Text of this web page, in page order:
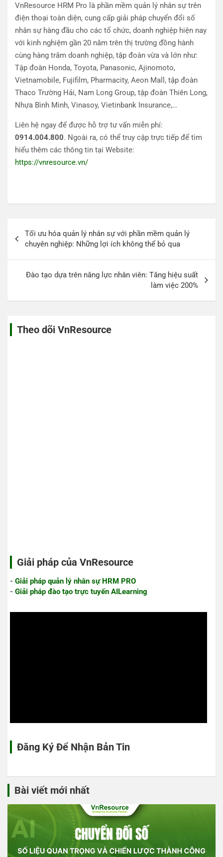
VnResource HRM Pro là phần mềm quản lý nhân sự trên
điện thoại toàn diện, cung cấp giải pháp chuyển đổi số
nhân sự hàng đầu cho các tổ chức, doanh nghiệp hiện nay
với kinh nghiệm gần 20 năm trên thị trường đồng hành
cùng hàng trăm doanh nghiệp, tập đoàn vừa và lớn như:
Tập đoàn Honda, Toyota, Panasonic, Ajinomoto,
Vietnamobile, Fujifilm, Pharmacity, Aeon Mall, tập đoàn
Thaco Trường Hải, Nam Long Group, tập đoàn Thiên Long,
Nhựa Bình Minh, Vinasoy, Vietinbank Insurance,…
Liên hệ ngay để được hỗ trợ tư vấn miễn phí:
0914.004.800. Ngoài ra, có thể truy cập trực tiếp để tìm
hiểu thêm các thông tin tại Website:
https://vnresource.vn/
hướng
bài
viết
Tối ưu hóa quản lý nhân sự với phần mềm quản lý
chuyên nghiệp: Những lợi ích không thể bỏ qua
Đào tạo dựa trên năng lực nhân viên: Tăng hiệu suất
làm việc 200%
Theo dõi VnResource
Giải pháp của VnResource
- Giải pháp quản lý nhân sự HRM PRO
- Giải pháp đào tạo trực tuyến AILearning
Đăng Ký Để Nhận Bản Tin
Bài viết mới nhất